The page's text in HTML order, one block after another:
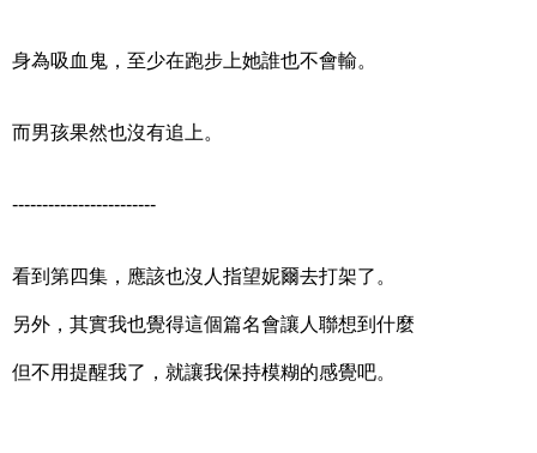
身為吸血鬼，至少在跑步上她誰也不會輸。
而男孩果然也沒有追上。
------------------------
看到第四集，應該也沒人指望妮爾去打架了。
另外，其實我也覺得這個篇名會讓人聯想到什麼
但不用提醒我了，就讓我保持模糊的感覺吧。